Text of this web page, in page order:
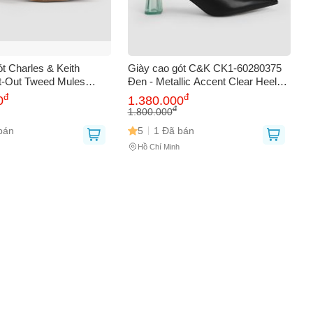
Charles & Keith
Out Tweed Mules
- Thời Trang Nữ
Nhọn Cao Cấp
đ
Giày cao gót C&K CK1-60280375
Đen - Metallic Accent Clear Heel
Pumps Cao 6.5cm, Mũi Nhọn Thời
Trang cho Phái Đẹp
1.380.000đ
1.800.000đ
5 1 Đã bán
Hồ Chí Minh